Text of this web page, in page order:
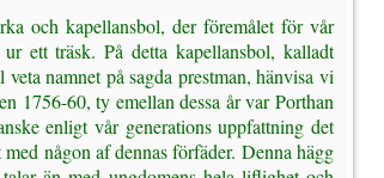
och kapellansbol, der föremålet för vår
ett träsk. På detta kapellansbol, kalladt
namnet på sagda prestman, hänvisa vi
1756-60, ty emellan dessa år var Porthan
enligt vår generations uppfattning det
någon af dennas förfäder. Denna hägg